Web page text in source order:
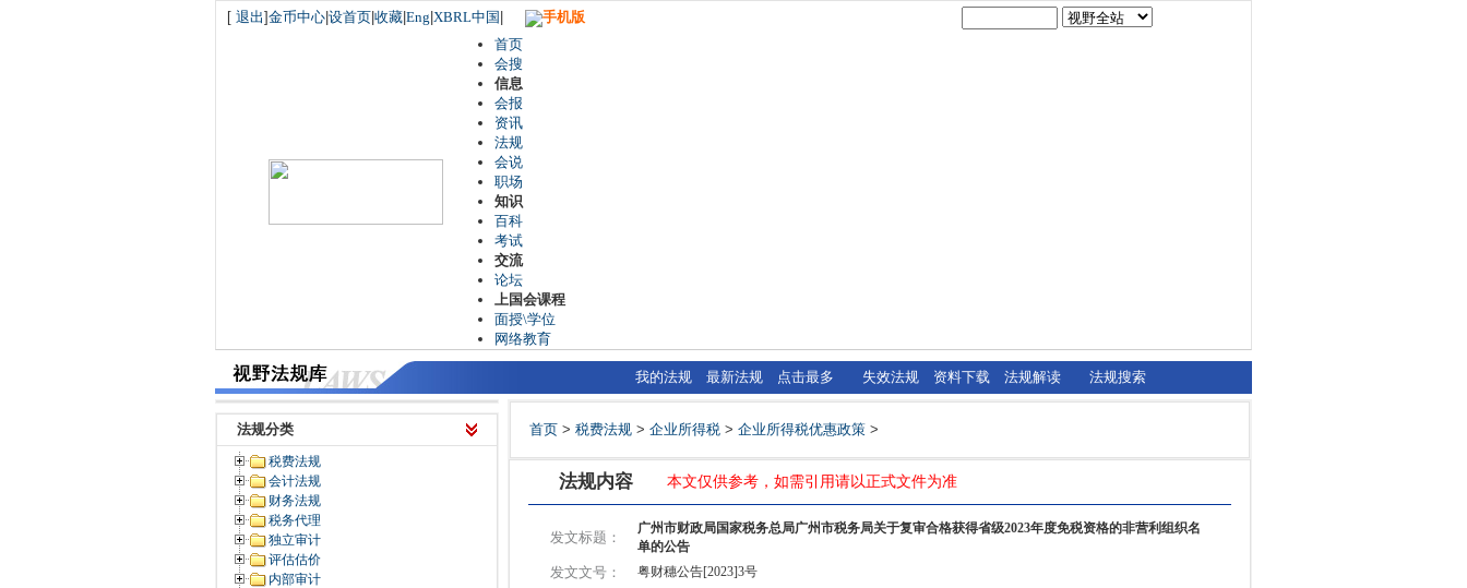
[ 退出]金币中心 设首页 收藏 Eng XBRL中国
手机版
首页
会搜
信息
会报
资讯
法规
会说
职场
知识
百科
考试
交流
论坛
上国会课程
面授\学位
网络教育
我的法规 最新法规 点击最多 失效法规 资料下载 法规解读 法规搜索
法规分类
税费法规
会计法规
财务法规
税务代理
独立审计
评估估价
内部审计
首页 > 税费法规 > 企业所得税 > 企业所得税优惠政策 >
法规内容 本文仅供参考，如需引用请以正式文件为准
发文标题：
广州市财政局国家税务总局广州市税务局关于复审合格获得省级2023年度免税资格的非营利组织名
单的公告
发文文号： 粤财穗公告[2023]3号